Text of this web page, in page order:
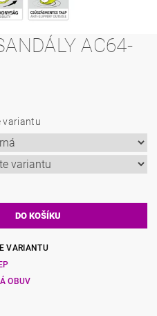
AC64-
variantu
VARIANTU
OBUV